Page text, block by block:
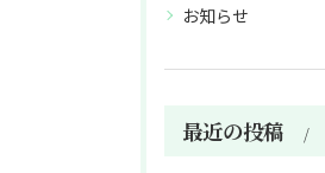
お知らせ
最近の投稿